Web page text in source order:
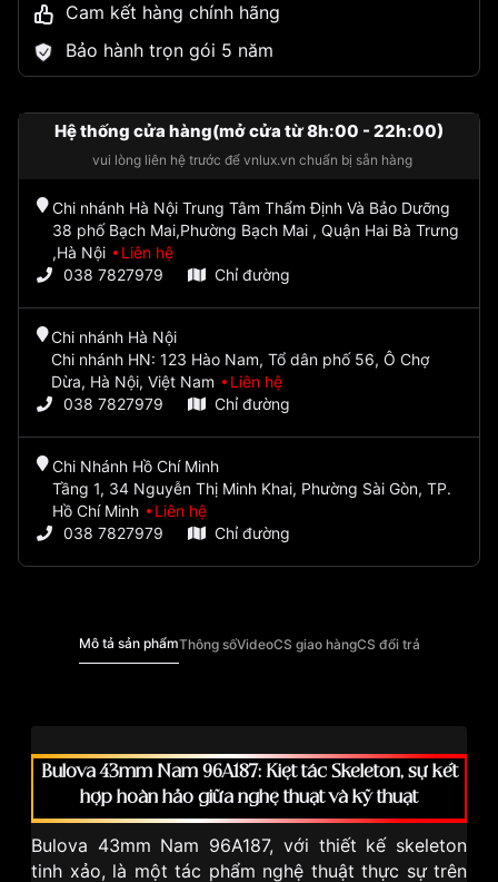
Cam kết hàng chính hãng
Bảo hành trọn gói 5 năm
Hệ thống cửa hàng(mở cửa từ 8h:00 - 22h:00)
vui lòng liên hệ trước để vnlux.vn chuẩn bị sẵn hàng
Chi nhánh Hà Nội Trung Tâm Thẩm Định Và Bảo Dưỡng
38 phố Bạch Mai,Phường Bạch Mai , Quận Hai Bà Trưng
,Hà Nội
Liên hệ
038 7827979
Chỉ đường
Chi nhánh Hà Nội
Chi nhánh HN: 123 Hào Nam, Tổ dân phố 56, Ô Chợ
Dừa, Hà Nội, Việt Nam
Liên hệ
038 7827979
Chỉ đường
Chi Nhánh Hồ Chí Minh
Tầng 1, 34 Nguyễn Thị Minh Khai, Phường Sài Gòn, TP.
Hồ Chí Minh
Liên hệ
038 7827979
Chỉ đường
Mô tả sản phẩmThông sốVideoCS giao hàngCS đổi trả
Bulova 43mm Nam 96A187: Kiệt tác Skeleton, sự kết
hợp hoàn hảo giữa nghệ thuật và kỹ thuật
Bulova 43mm Nam 96A187, với thiết kế skeleton
tinh xảo, là một tác phẩm nghệ thuật thực sự trên